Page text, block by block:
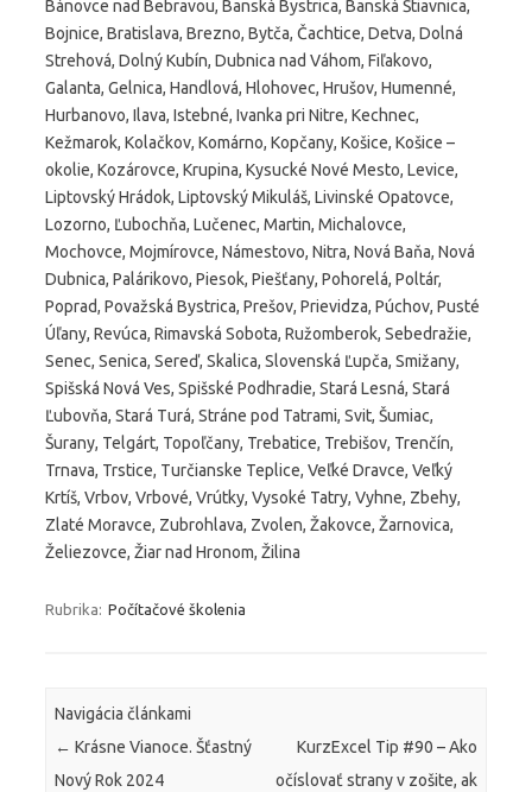
Bánovce nad Bebravou, Banská Bystrica, Banská Štiavnica,
Bojnice, Bratislava, Brezno, Bytča, Čachtice, Detva, Dolná
Strehová, Dolný Kubín, Dubnica nad Váhom, Fiľakovo,
Galanta, Gelnica, Handlová, Hlohovec, Hrušov, Humenné,
Hurbanovo, Ilava, Istebné, Ivanka pri Nitre, Kechnec,
Kežmarok, Kolačkov, Komárno, Kopčany, Košice, Košice –
okolie, Kozárovce, Krupina, Kysucké Nové Mesto, Levice,
Liptovský Hrádok, Liptovský Mikuláš, Livinské Opatovce,
Lozorno, Ľubochňa, Lučenec, Martin, Michalovce,
Mochovce, Mojmírovce, Námestovo, Nitra, Nová Baňa, Nová
Dubnica, Palárikovo, Piesok, Piešťany, Pohorelá, Poltár,
Poprad, Považská Bystrica, Prešov, Prievidza, Púchov, Pusté
Úľany, Revúca, Rimavská Sobota, Ružomberok, Sebedražie,
Senec, Senica, Sereď, Skalica, Slovenská Ľupča, Smižany,
Spišská Nová Ves, Spišské Podhradie, Stará Lesná, Stará
Ľubovňa, Stará Turá, Stráne pod Tatrami, Svit, Šumiac,
Šurany, Telgárt, Topoľčany, Trebatice, Trebišov, Trenčín,
Trnava, Trstice, Turčianske Teplice, Veľké Dravce, Veľký
Krtíš, Vrbov, Vrbové, Vrútky, Vysoké Tatry, Vyhne, Zbehy,
Zlaté Moravce, Zubrohlava, Zvolen, Žakovce, Žarnovica,
Želiezovce, Žiar nad Hronom, Žilina
Rubrika: Počítačové školenia
Navigácia článkami
← Krásne Vianoce. Šťastný
Nový Rok 2024
KurzExcel Tip #90 – Ako
očíslovať strany v zošite, ak